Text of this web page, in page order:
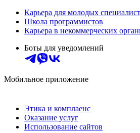
Карьера для молодых
Школа программистов
Карьера в некоммерческих
Боты для уведомлений
Мобильное приложение
Этика и комплаенс
Оказание услуг
Использование сайтов